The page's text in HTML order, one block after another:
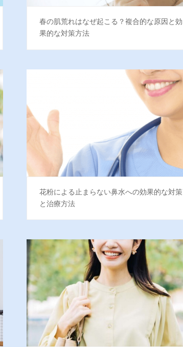
春の肌荒れはなぜ起こる？複合的な原因と効
果的な対策方法
花粉による止まらない鼻水への効果的な対策
と治療方法